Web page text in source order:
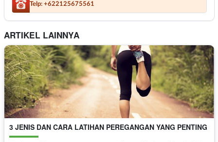
Telp: +622125675561
ARTIKEL LAINNYA
3 JENIS DAN CARA LATIHAN PEREGANGAN YANG PENTING